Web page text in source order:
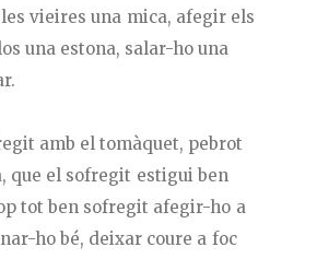
vieires una mica, afegir els
una estona, salar-ho una
amb el tomàquet, pebrot
que el sofregit estigui ben
tot ben sofregit afegir-ho a
ho bé, deixar coure a foc